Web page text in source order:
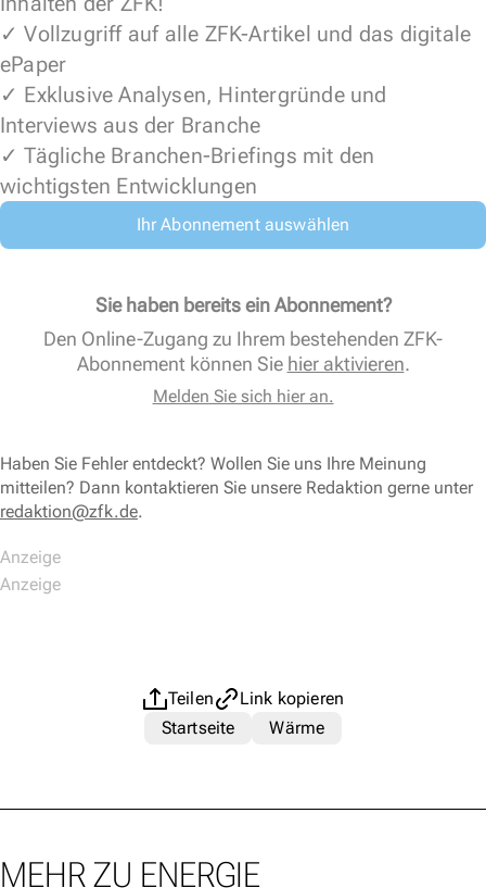
✓ Vollzugriff auf alle ZFK-Artikel und das digitale
ePaper
✓ Exklusive Analysen, Hintergründe und
Interviews aus der Branche
✓ Tägliche Branchen-Briefings mit den
wichtigsten Entwicklungen
Ihr Abonnement auswählen
Sie haben bereits ein Abonnement?
Den Online-Zugang zu Ihrem bestehenden ZFK-
Abonnement können Sie hier aktivieren.
Melden Sie sich hier an.
Haben Sie Fehler entdeckt? Wollen Sie uns Ihre Meinung
mitteilen? Dann kontaktieren Sie unsere Redaktion gerne unter
redaktion@zfk.de.
Teilen
Link kopieren
Startseite
Wärme
MEHR ZU ENERGIE